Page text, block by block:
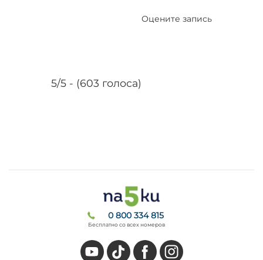
5/5 - (603 голоса)
Оцените запись
0 800 334 815
Бесплатно со всех номеров